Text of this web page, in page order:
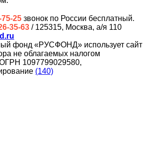
25 звонок по России бесплатный.
35-63 / 125315, Москва, а/я 110
фонд «РУСФОНД» использует сайт
не облагаемых налогом
1097799029580,
(140)